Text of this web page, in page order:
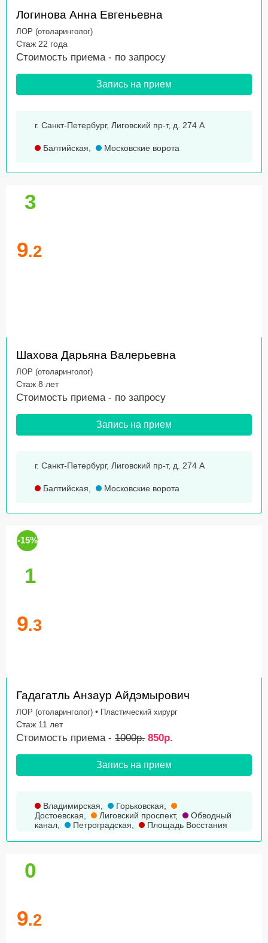
Логинова Анна Евгеньевна
ЛОР (отоларинголог)
Стаж 22 года
Стоимость приема - по запросу
Запись на прием
г. Санкт-Петербург, Лиговский пр-т, д. 274 А
Балтийская, Московские ворота
3
9.2
Шахова Дарьяна Валерьевна
ЛОР (отоларинголог)
Стаж 8 лет
Стоимость приема - по запросу
Запись на прием
г. Санкт-Петербург, Лиговский пр-т, д. 274 А
Балтийская, Московские ворота
-15%
1
9.3
Гадагатль Анзаур Айдэмырович
ЛОР (отоларинголог) • Пластический хирург
Стаж 11 лет
Стоимость приема - 1000р. 850р.
Запись на прием
Владимирская, Горьковская,
Достоевская, Лиговский проспект,
Обводный
канал, Петроградская, Площадь Восстания
0
9.2